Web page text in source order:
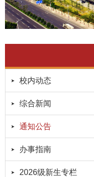
校内动态
综合新闻
通知公告
办事指南
2026级新生专栏